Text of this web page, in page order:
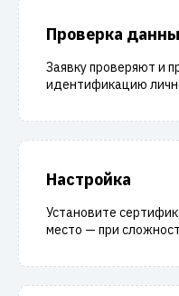
Проверка
Заявку проверяют и
идентификацию
Настройка
Установите
место — при